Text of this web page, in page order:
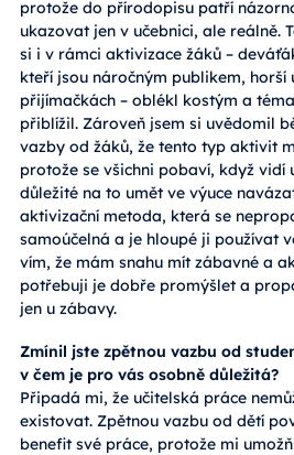
protože do přírodopisu patří
ukazovat jen v učebnici, ale reálně.
si i v rámci aktivizace žáků –
kteří jsou náročným publikem, horší
přijímačkách – oblékl kostým a
přiblížil. Zároveň jsem si uvědomil
vazby od žáků, že tento typ aktivit
protože se všichni pobaví, když vidí
důležité na to umět ve výuce
aktivizační metoda, která se
samoúčelná a je hloupé ji používat
vím, že mám snahu mít zábavné a
potřebuji je dobře promýšlet a
jen u zábavy.
Zmínil jste zpětnou vazbu od
v čem je pro vás osobně důležitá?
Připadá mi, že učitelská práce
existovat. Zpětnou vazbu od dětí
benefit své práce, protože mi